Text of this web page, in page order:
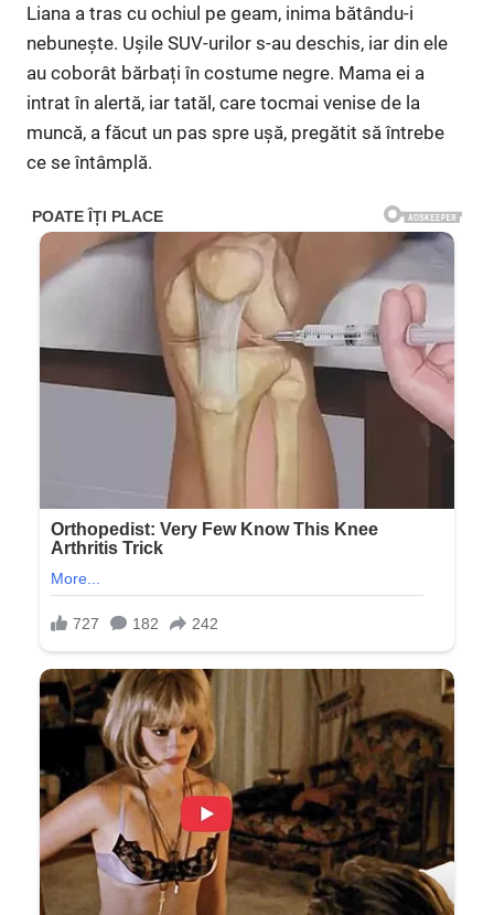
Liana a tras cu ochiul pe geam, inima bătându-i
nebunește. Ușile SUV-urilor s-au deschis, iar din ele
au coborât bărbați în costume negre. Mama ei a
intrat în alertă, iar tatăl, care tocmai venise de la
muncă, a făcut un pas spre ușă, pregătit să întrebe
ce se întâmplă.